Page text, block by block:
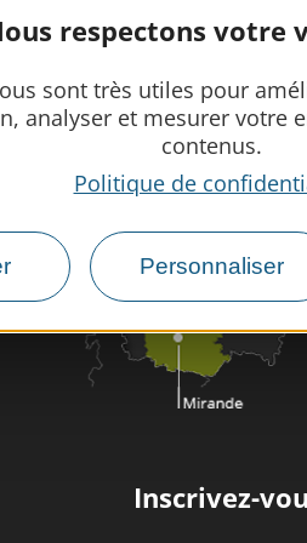
respectons votre
sont très utiles pour
analyser et mesurer votre
contenus.
Politique de
Personnaliser
Inscrivez-